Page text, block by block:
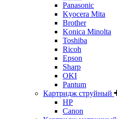
Panasonic
Kyocera Mita
Brother
Konica Minolta
Toshiba
Ricoh
Epson
Sharp
OKI
Pantum
Картридж струйный
HP
Canon